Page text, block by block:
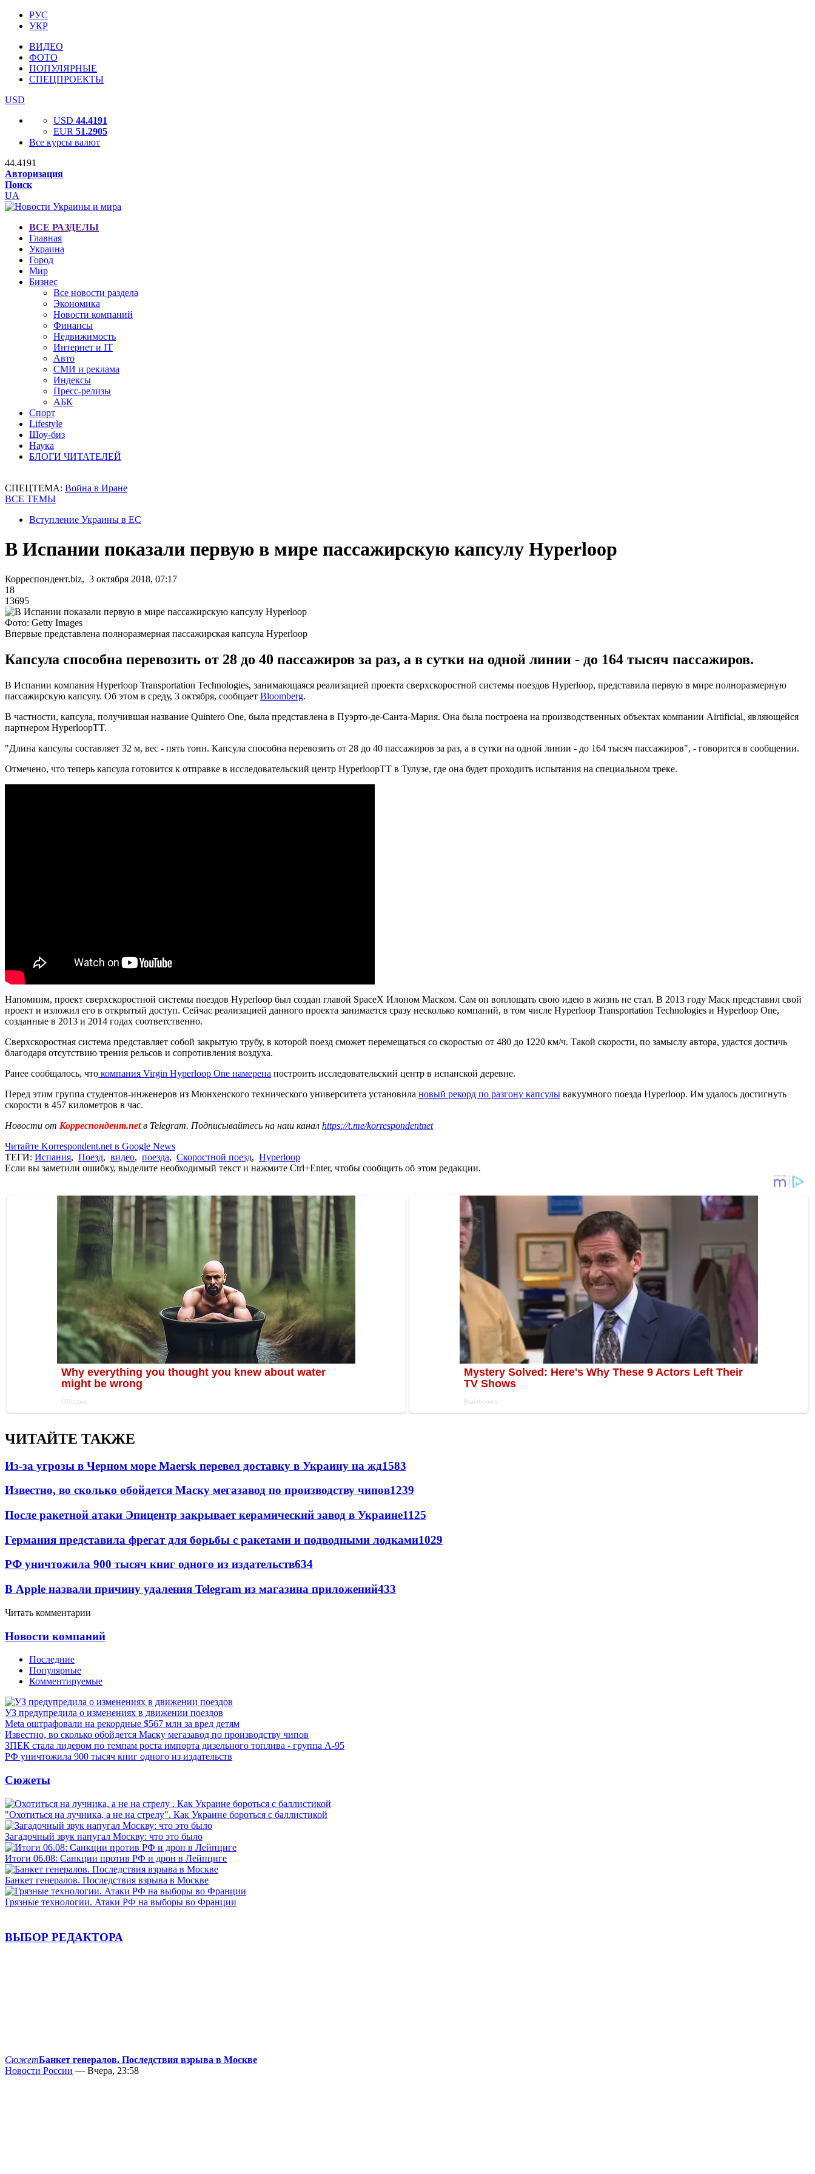
РУС
УКР
ВИДЕО
ФОТО
ПОПУЛЯРНЫЕ
СПЕЦПРОЕКТЫ
USD
USD 44.4191
EUR 51.2905
Все курсы валют
44.4191
Авторизация
Поиск
UA
ВСЕ РАЗДЕЛЫ
Главная
Украина
Город
Мир
Бизнес
Все новости раздела
Экономика
Новости компаний
Финансы
Недвижимость
Интернет и IT
Авто
СМИ и реклама
Индексы
Пресс-релизы
АБК
Спорт
Lifestyle
Шоу-биз
Наука
БЛОГИ ЧИТАТЕЛЕЙ
СПЕЦТЕМА: Война в Иране
ВСЕ ТЕМЫ
Вступление Украины в ЕС
В Испании показали первую в мире пассажирскую капсулу Hyperloop
Корреспондент.biz, 3 октября 2018, 07:17
18
13695
Фото: Getty Images
Впервые представлена полноразмерная пассажирская капсула Hyperloop
Капсула способна перевозить от 28 до 40 пассажиров за раз, а в сутки на одной линии - до 164 тысяч пассажиров.
В Испании компания Hyperloop Transportation Technologies, занимающаяся реализацией проекта сверхскоростной системы поездов Hyperloop, представила первую в мире полноразмерную
пассажирскую капсулу. Об этом в среду, 3 октября, сообщает Bloomberg.
В частности, капсула, получившая название Quintero One, была представлена ​​в Пуэрто-де-Санта-Мария. Она была построена на производственных объектах компании Airtificial, являющейся
партнером HyperloopTT.
"Длина капсулы составляет 32 м, вес - пять тонн. Капсула способна перевозить от 28 до 40 пассажиров за раз, а в сутки на одной линии - до 164 тысяч пассажиров", - говорится в сообщении.
Отмечено, что теперь капсула готовится к отправке в исследовательский центр HyperloopTT в Тулузе, где она будет проходить испытания на специальном треке.
Напомним, проект сверхскоростной системы поездов Hyperloop был создан главой SpaceX Илоном Маском. Сам он воплощать свою идею в жизнь не стал. В 2013 году Маск представил свой
проект и изложил его в открытый доступ. Сейчас реализацией данного проекта занимается сразу несколько компаний, в том числе Hyperloop Transportation Technologies и Hyperloop One,
созданные в 2013 и 2014 годах соответственно.
Сверхскоростная система представляет собой закрытую трубу, в которой поезд сможет перемещаться со скоростью от 480 до 1220 км/ч. Такой скорости, по замыслу автора, удастся достичь
благодаря отсутствию трения рельсов и сопротивления воздуха.
Ранее сообщалось, что компания Virgin Hyperloop One намерена построить исследовательский центр в испанской деревне.
Перед этим группа студентов-инженеров из Мюнхенского технического университета установила новый рекорд по разгону капсулы вакуумного поезда Hyperloop. Им удалось достигнуть
скорости в 457 километров в час.
Новости от Корреспондент.netв Telegram. Подписывайтесь на наш канал https://t.me/korrespondentnet
Читайте Korrespondent.net в Google News
ТЕГИ: Испания, Поезд, видео, поезда, Скоростной поезд, Hyperloop
Если вы заметили ошибку, выделите необходимый текст и нажмите Ctrl+Enter, чтобы сообщить об этом редакции.
ЧИТАЙТЕ ТАКЖЕ
Из-за угрозы в Черном море Maersk перевел доставку в Украину на жд1583
Известно, во сколько обойдется Маску мегазавод по производству чипов1239
После ракетной атаки Эпицентр закрывает керамический завод в Украине1125
Германия представила фрегат для борьбы с ракетами и подводными лодками1029
РФ уничтожила 900 тысяч книг одного из издательств634
В Apple назвали причину удаления Telegram из магазина приложений433
Читать комментарии
Новости компаний
Последние
Популярные
Комментируемые
УЗ предупредила о изменениях в движении поездов
Meta оштрафовали на рекордные $567 млн за вред детям
Известно, во сколько обойдется Маску мегазавод по производству чипов
ЗПЕК стала лидером по темпам роста импорта дизельного топлива - группа А-95
РФ уничтожила 900 тысяч книг одного из издательств
Сюжеты
"Охотиться на лучника, а не на стрелу". Как Украине бороться с баллистикой
Загадочный звук напугал Москву: что это было
Итоги 06.08: Санкции против РФ и дрон в Лейпциге
Банкет генералов. Последствия взрыва в Москве
Грязные технологии. Атаки РФ на выборы во Франции
ВЫБОР РЕДАКТОРА
СюжетБанкет генералов. Последствия взрыва в Москве
Новости России — Вчера, 23:58